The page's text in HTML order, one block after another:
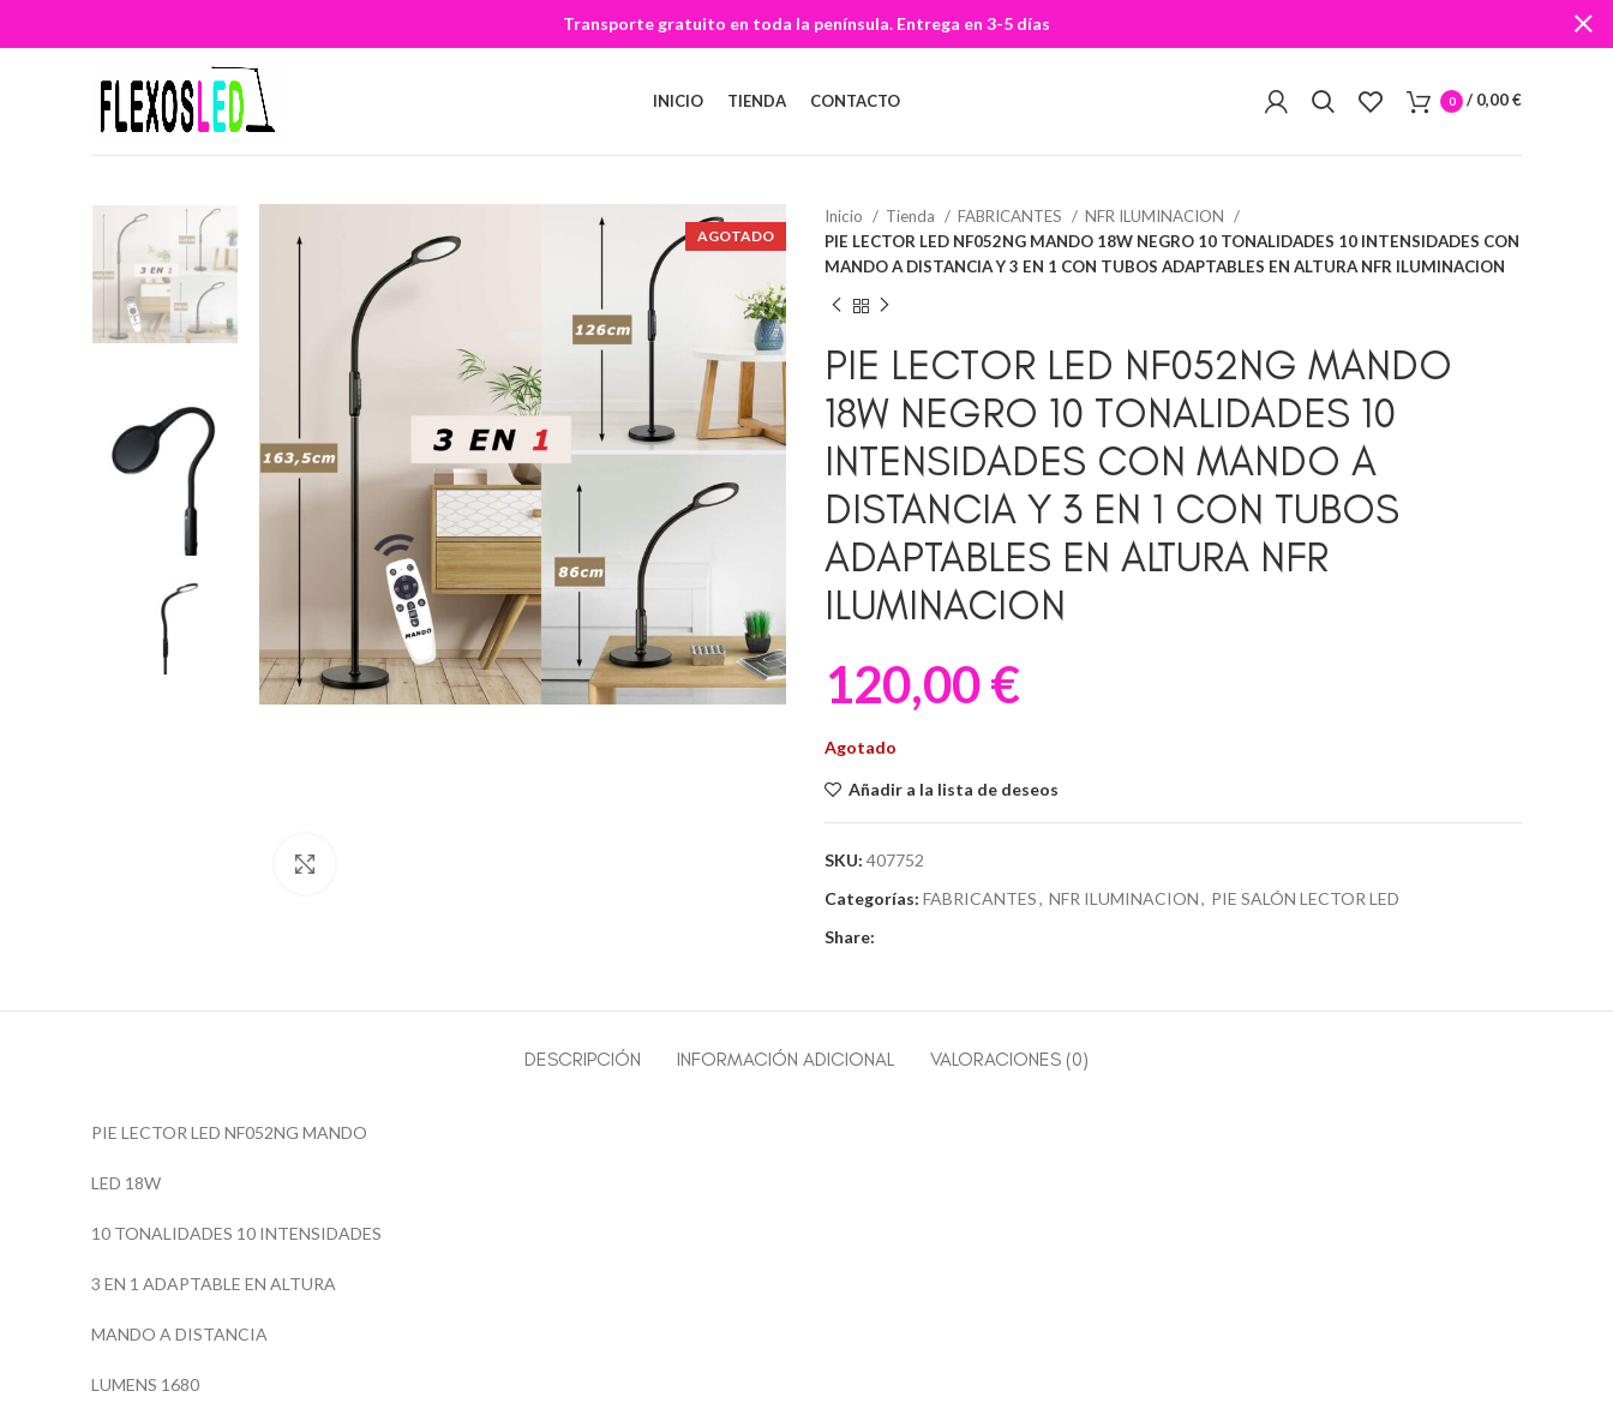
INICIO TIENDA CONTACTO 0 / 0,00€
AGOTADO
Inicio Tienda FABRICANTES
NFR ILUMINACION
PIE LECTOR LED NF052NG MANDO 18W NEGRO 10 TONALIDADES 10 INTENSIDADES CON
MANDO A DISTANCIA Y 3 EN 1 CON TUBOS ADAPTABLES EN ALTURA NFR ILUMINACION
PIE LECTOR LED NF052NG MANDO
18W NEGRO 10 TONALIDADES 10
INTENSIDADES CON MANDO A
DISTANCIA Y 3 EN 1 CON TUBOS
ADAPTABLES EN ALTURA NFR
ILUMINACION
120,00€
Agotado
Añadir a la lista de deseos
SKU: 407752
Categorías: FABRICANTES, NFR ILUMINACION, PIE SALÓN LECTOR LED
Share:
DESCRIPCIÓN INFORMACIÓN ADICIONAL VALORACIONES (0)
PIE LECTOR LED NF052NG MANDO
LED 18W
10 TONALIDADES 10 INTENSIDADES
3 EN 1 ADAPTABLE EN ALTURA
MANDO A DISTANCIA
LUMENS 1680
Transporte gratuito en toda la península. Entrega en 3-5 días